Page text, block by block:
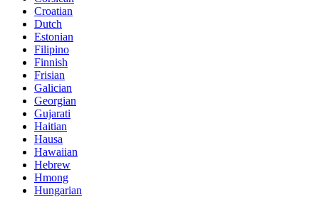
Croatian
Dutch
Estonian
Filipino
Finnish
Frisian
Galician
Georgian
Gujarati
Haitian
Hausa
Hawaiian
Hebrew
Hmong
Hungarian